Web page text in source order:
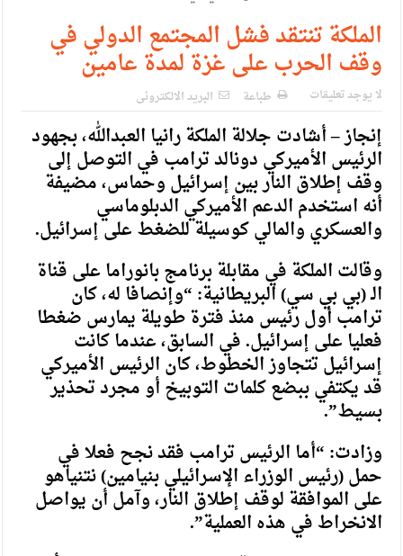
الإسلامية والمسيحية
الأمن يتلف 16 مليون حبة كبتاجون و1480 كغم مواد مخدرة
النواب يقر مشروع تعديل قانون الملكية العقارية
القاضي يلتقي رؤساء تحرير الصحف اليومية ويؤكد حرص مجلس
النواب على شراكة فاعلة مع الإعلام
دعوة المكلفين بخدمة العلم (الدفعة الثالثة) إلى مراجعة منصة خدمة
العلم
الملك يلتقي مجموعة من رفاق السلاح
الملك يتلقى اتصالا هاتفيا من العاهل البحريني
القاضي محمود أحمد فريحات.. مبارك ومزيدا من التوفيق
الملكة تنتقد فشل المجتمع الدولي في
وقف الحرب على غزة لمدة عامين
لا يوجد تعليقات طباعة البريد الالكترونى
إنجاز – أشادت جلالة الملكة رانيا العبدالله، بجهود
الرئيس الأميركي دونالد ترامب في التوصل إلى
وقف إطلاق النار بين إسرائيل وحماس، مضيفة
أنه استخدم الدعم الأميركي الدبلوماسي
والعسكري والمالي كوسيلة للضغط على إسرائيل.
وقالت الملكة في مقابلة برنامج بانوراما على قناة
الـ (بي بي سي) البريطانية: “وإنصافا له، كان
ترامب أول رئيس منذ فترة طويلة يمارس ضغطا
فعليا على إسرائيل. في السابق، عندما كانت
إسرائيل تتجاوز الخطوط، كان الرئيس الأميركي
قد يكتفي ببضع كلمات التوبيخ أو مجرد تحذير
بسيط”.
وزادت: “أما الرئيس ترامب فقد نجح فعلا في
حمل (رئيس الوزراء الإسرائيلي بنيامين) نتنياهو
على الموافقة لوقف إطلاق النار، وآمل أن يواصل
الانخراط في هذه العملية”.